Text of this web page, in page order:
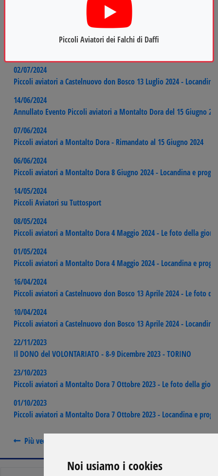
Noi usiamo i cookies
Piccoli aviatori a Castelnuovo don Bosco 14 Settembre 2024 -
02/07/2024
Piccoli aviatori a Castelnuovo don Bosco 13 Luglio 2024 -
14/06/2024
Annullato Evento Piccoli aviatori a Montalto Dora del 15 Giugno
07/06/2024
Piccoli aviatori a Montalto Dora - Rimandato al 15 Giugno 2024
06/06/2024
Piccoli aviatori a Montalto Dora 8 Giugno 2024 - Locandina e
14/05/2024
Piccoli Aviatori su Tuttosport
08/05/2024
Piccoli aviatori a Montalto Dora 4 Maggio 2024 - Le foto della
01/05/2024
Piccoli aviatori a Montalto Dora 4 Maggio 2024 - Locandina e
16/04/2024
Piccoli aviatori a Castelnuovo don Bosco 13 Aprile 2024 - Le foto
10/04/2024
Piccoli aviatori a Castelnuovo don Bosco 13 Aprile 2024 -
22/11/2023
Il DONO del VOLONTARIATO - 8-9 Dicembre 2023 - TORINO
23/10/2023
Piccoli aviatori a Montalto Dora 7 Ottobre 2023 - Le foto della
01/10/2023
Piccoli aviatori a Montalto Dora 7 Ottobre 2023 - Locandina e
Più vecchi
Piccoli Aviatori dei Falchi di Daffi